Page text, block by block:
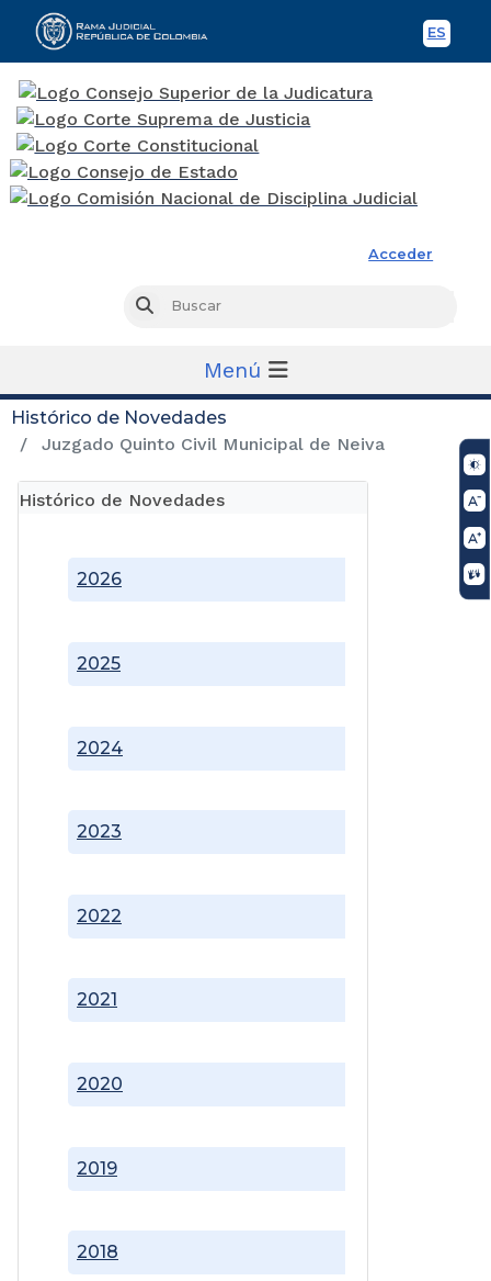
ES
Acceder
Buscar
Menú
Histórico de Novedades
Juzgado Quinto Civil Municipal de Neiva
Histórico de Novedades
2018
2019
2020
2021
2022
2023
2024
2025
2026